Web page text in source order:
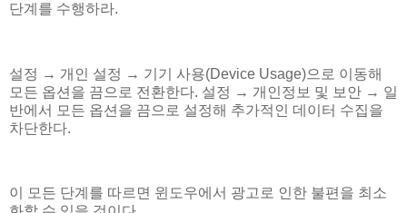
단계를 수행하라.
설정 → 개인 설정 → 기기 사용(Device Usage)으로 이동해
모든 옵션을 끔으로 전환한다. 설정 → 개인정보 및 보안 → 일
반에서 모든 옵션을 끔으로 설정해 추가적인 데이터 수집을
차단한다.
이 모든 단계를 따르면 윈도우에서 광고로 인한 불편을 최소